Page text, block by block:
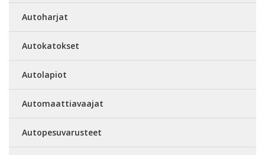
Autoharjat
Autokatokset
Autolapiot
Automaattiavaajat
Autopesuvarusteet